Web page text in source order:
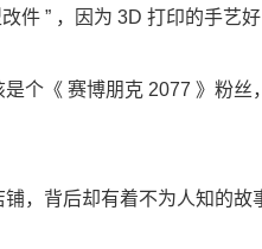
件 ” ，因为 3D 打印的手艺
个《 赛博朋克 2077 》粉
，背后却有着不为人知的故